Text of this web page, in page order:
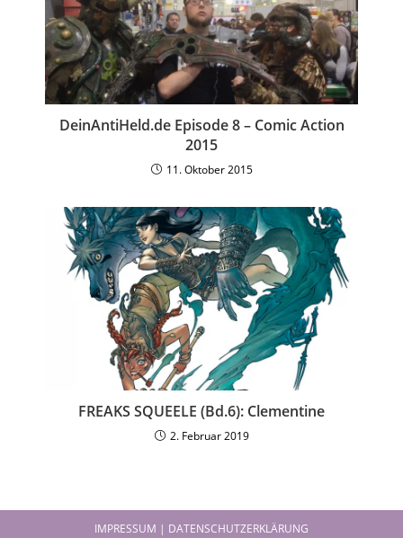
DeinAntiHeld.de Episode 8 – Comic Action
2015
11. Oktober 2015
FREAKS SQUEELE (Bd.6): Clementine
2. Februar 2019
IMPRESSUM | DATENSCHUTZERKLÄRUNG